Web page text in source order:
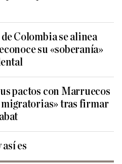
Colombia se alinea
su «soberanía»
pactos con Marruecos
migratorias» tras firmar
es